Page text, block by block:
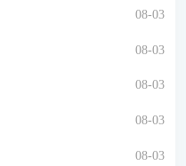
08-03
08-03
08-03
08-03
08-03